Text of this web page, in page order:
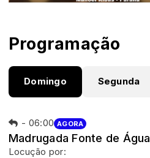
Programação
Domingo Segunda
- 06:00 AGORA
Madrugada Fonte de
Locução por: